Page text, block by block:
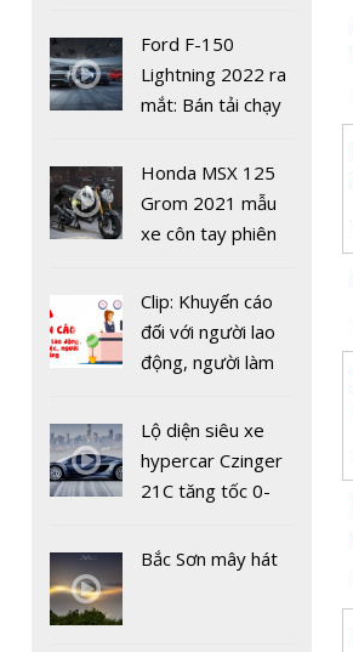
Dự báo giá vàng
SJC trong nước
ngày 14/5: Mất
Dự báo giá vàng
ngày 3/4: Bước
19
Ford F-150
Lightning 2022 ra
mắt: Bán tải chạy
chưa đến 40 nghìn
USD
Honda MSX 125
Grom 2021 mẫu
xe côn tay phiên
Clip: Khuyến cáo
đối với người lao
động, người làm
hàng tại khu dịch
vụ trong dịch
Covid-19
Lộ diện siêu xe
hypercar Czinger
21C tăng tốc 0-
2 giây
Bắc Sơn mây hát